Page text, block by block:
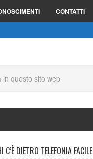
CONTATTI
C’È DIETRO TELEFONIA FACILE